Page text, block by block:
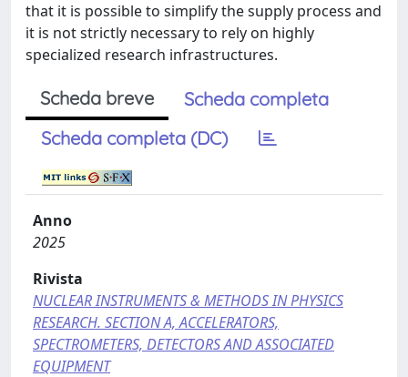
that it is possible to simplify the supply process and
it is not strictly necessary to rely on highly
specialized research infrastructures.
Scheda breve
Scheda completa
Scheda completa (DC)
Anno
2025
Rivista
NUCLEAR INSTRUMENTS & METHODS IN PHYSICS
RESEARCH. SECTION A, ACCELERATORS,
SPECTROMETERS, DETECTORS AND ASSOCIATED
EQUIPMENT